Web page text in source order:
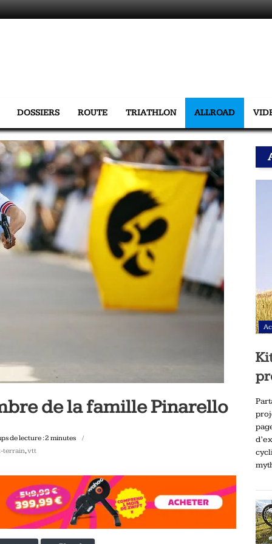
DOSSIERS ROUTE TRIATHLON ALLROAD
de la famille Pinarello
de lecture :2 minutes
terrain,vtt